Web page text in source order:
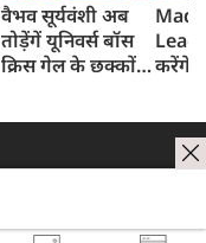
वैभव सूर्यवंशी अब
तोड़ेंगें यूनिवर्स बॉस
क्रिस गेल के छक्कों
करेंगे